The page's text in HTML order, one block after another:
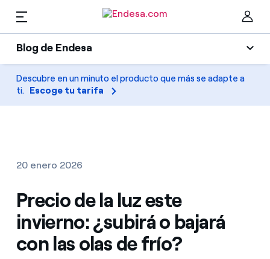
Blog de Endesa
Blog de Endesa
Luz
Gas
Solar
Electrodomésticos
Hogares
Encuentra la tarifa que más te conviene
Compara nuestras tarifas de empresa y ahorra
Por cada kWh que ahorres, te descontamos otro
Movilidad
PARA TI
ES
Descubre en un minuto el producto que más se adapte a
ti. Escoge tu tarifa
20 enero 2026
Precio de la luz este
invierno: ¿subirá o bajará
con las olas de frío?